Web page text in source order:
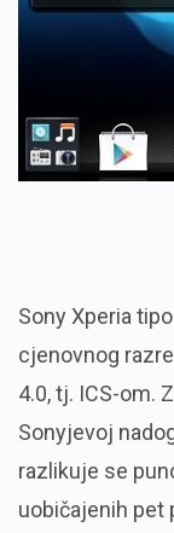
Sony Xperia
cjenovnog
4.0, tj. ICS-om.
Sonyjevoj
razlikuje se
uobičajenih pet